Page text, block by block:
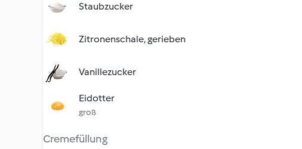
Staubzucker
Zitronenschale, gerieben
Vanillezucker
Eidotter
groß
Cremefüllung